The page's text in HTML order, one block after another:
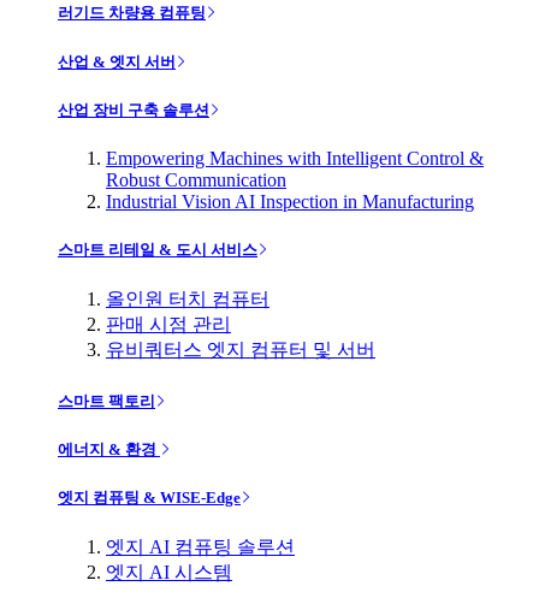
러기드 차량용 컴퓨팅
산업 & 엣지 서버
산업 장비 구축 솔루션
Empowering Machines with Intelligent Control &
Robust Communication
Industrial Vision AI Inspection in Manufacturing
스마트 리테일 & 도시 서비스
올인원 터치 컴퓨터
판매 시점 관리
유비쿼터스 엣지 컴퓨터 및 서버
스마트 팩토리
에너지 & 환경
엣지 컴퓨팅 & WISE-Edge
엣지 AI 컴퓨팅 솔루션
엣지 AI 시스템